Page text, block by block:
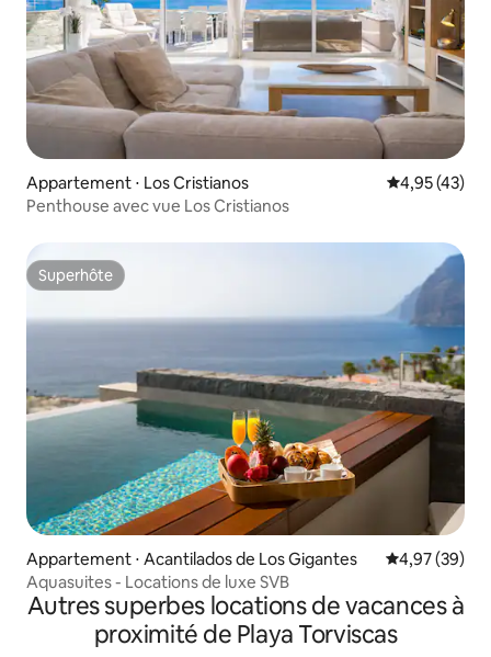
Appartement ⋅ Los Cristianos Évaluation
4,95 (43)
Penthouse avec vue Los Cristianos
Superhôte
Superhôte
Appartement ⋅ Acantilados de Los Gigantes Évaluation
4,97 (39)
Aquasuites - Locations de luxe SVB
Autres superbes locations de vacances à
proximité de Playa Torviscas